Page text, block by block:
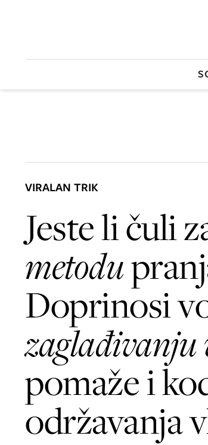
VIRALAN TRIK
Jeste li čuli
metodu
Doprinosi
zaglađivanju
pomaže i
održavanja